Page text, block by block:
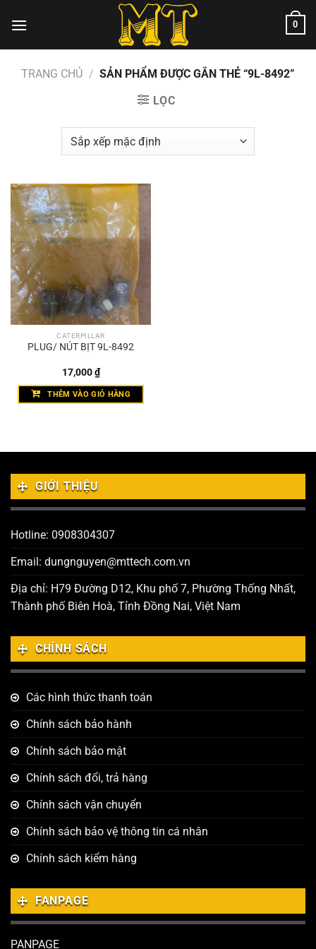
đến
0
TRANG CHỦ / SẢN PHẨM ĐƯỢC GẮN THẺ “9L-8492”
LỌC
CATERPILLAR
PLUG/ NÚT BỊT 9L-8492
17,000₫
THÊM VÀO GIỎ HÀNG
GIỚI THIỆU
Hotline: 0908304307
Email: dungnguyen@mttech.com.vn
Địa chỉ: H79 Đường D12, Khu phố 7, Phường Thống Nhất,
Thành phố Biên Hoà, Tỉnh Đồng Nai, Việt Nam
CHÍNH SÁCH
Các hình thức thanh toán
Chính sách bảo hành
Chính sách bảo mật
Chính sách đổi, trả hàng
Chính sách vận chuyển
Chính sách bảo vệ thông tin cá nhân
Chính sách kiểm hàng
FANPAGE
PANPAGE